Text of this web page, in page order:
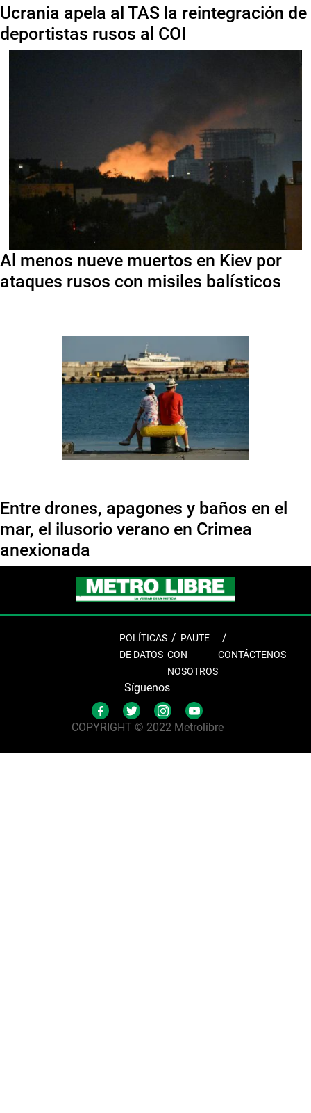
Ucrania apela al TAS la reintegración de
deportistas rusos al COI
Al menos nueve muertos en Kiev por
ataques rusos con misiles balísticos
Entre drones, apagones y baños en el
mar, el ilusorio verano en Crimea
anexionada
POLÍTICAS
DE DATOS
PAUTE
CON
NOSOTROS
CONTÁCTENOS
Síguenos
COPYRIGHT © 2022 Metrolibre